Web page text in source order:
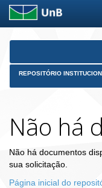
Skip
REPOSITÓRIO
Não há
Não há documentos
sua solicitação.
Página inicial do